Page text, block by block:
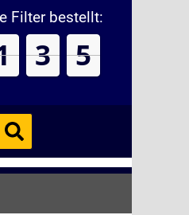
Filter bestellt:
3 5